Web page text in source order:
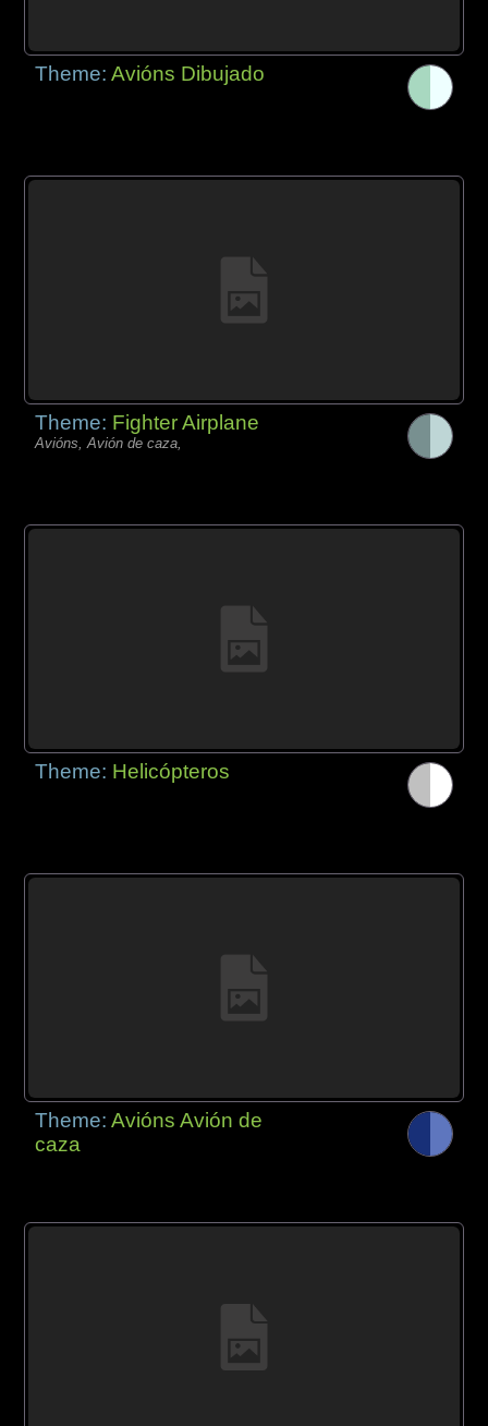
Theme:Avións Dibujado
Theme: Fighter Airplane
Avións, Avión de caza,
Theme: Helicópteros
Theme:Avións Avión de
caza